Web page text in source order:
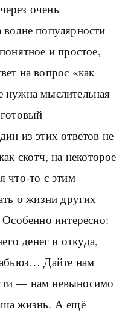
очень
популярности
и простое,
на вопрос «как
мыслительная
из этих ответов не
скотч, на некоторое
что-то с этим
о жизни других
интересно:
денег и откуда,
Дайте нам
— нам невыносимо
жизнь. А ещё